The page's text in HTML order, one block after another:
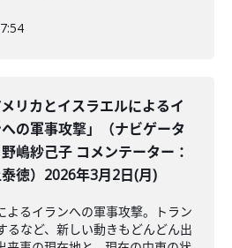
メリカとイスラエルによるイ
の軍事攻撃」（ナビゲータ
嶋紗己子 コメンテーター：
徳）2026年3月2日(月)
よるイランへの軍事攻撃。トラン
るなど、新しい動きもどんどん出